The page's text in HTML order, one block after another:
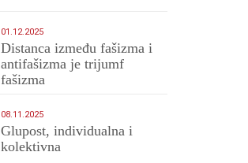
01.12.2025
Distanca između fašizma i
antifašizma je trijumf
fašizma
08.11.2025
Glupost, individualna i
kolektivna